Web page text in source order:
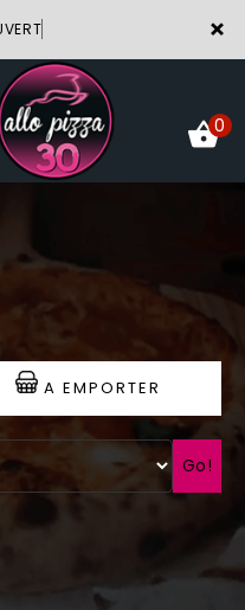
×
0
A EMPORTER
Go!